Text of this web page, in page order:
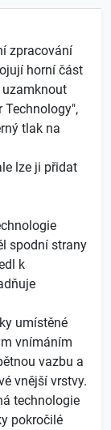
zpracování
horní část
Technology",
tlak na
lze ji přidat
spodní strany
k
umístěné
vnímáním
vazbu a
vnější vrstvy.
technologie
pokročilé